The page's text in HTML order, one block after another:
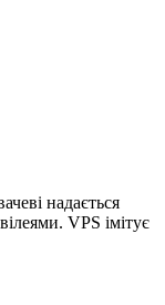
надається
VPS імітує